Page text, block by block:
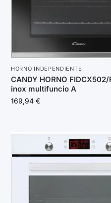
HORNO INDEPENDIENTE
CANDY HORNO
inox multifuncio A
169,94 €